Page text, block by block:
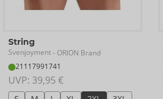
String
Svenjoyment- ORION Brand
21117991741
UVP: 39,95 €